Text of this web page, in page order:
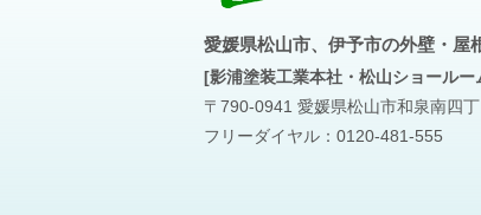
愛媛県松山市、伊予市の外壁・屋
[影浦塗装工業本社・松山ショールー
〒790-0941 愛媛県松山市和泉南四
フリーダイヤル： 0120-481-555